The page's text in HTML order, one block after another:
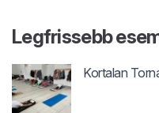
Legfrissebb
Kortalan